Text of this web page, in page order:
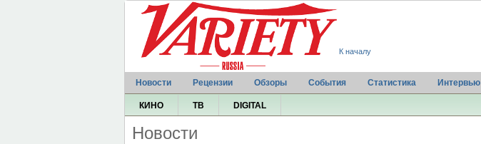
К началу
Новости Рецензии Обзоры События Статистика Интервью
КИНО ТВ DIGITAL
Новости